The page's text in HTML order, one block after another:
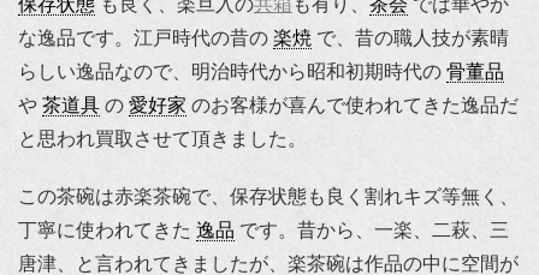
保存状態 も良く、楽旦入の共箱 も有り、 茶会 では華やか
な逸品です。江戸時代の昔の 楽焼 で、昔の職人技が素晴
らしい逸品なので、明治時代から昭和初期時代の 骨董品
や 茶道具 の 愛好家 のお客様が喜んで使われてきた逸品だ
と思われ買取させて頂きました。
この茶碗は赤楽茶碗で、保存状態も良く割れキズ等無く、
丁寧に使われてきた 逸品 です。昔から、一楽、二萩、三
唐津、と言われてきましたが、楽茶碗は作品の中に空間が